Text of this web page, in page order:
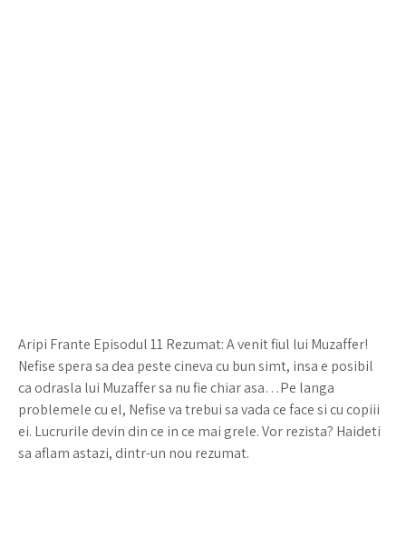
Aripi Frante Episodul 11 Rezumat: A venit fiul lui Muzaffer!
Nefise spera sa dea peste cineva cu bun simt, insa e posibil
ca odrasla lui Muzaffer sa nu fie chiar asa…Pe langa
problemele cu el, Nefise va trebui sa vada ce face si cu copiii
ei. Lucrurile devin din ce in ce mai grele. Vor rezista? Haideti
sa aflam astazi, dintr-un nou rezumat.